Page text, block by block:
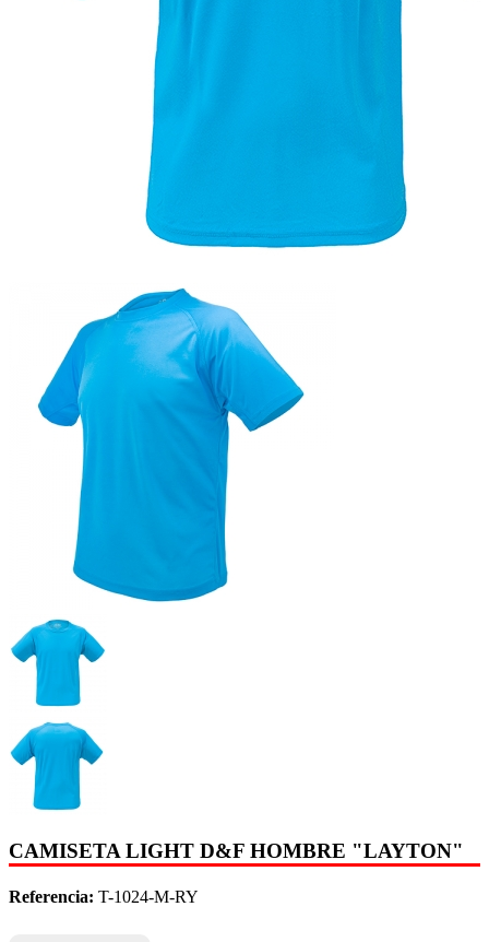
CAMISETA LIGHT D&F HOMBRE "LAYTON"
Referencia: T-1024-M-RY